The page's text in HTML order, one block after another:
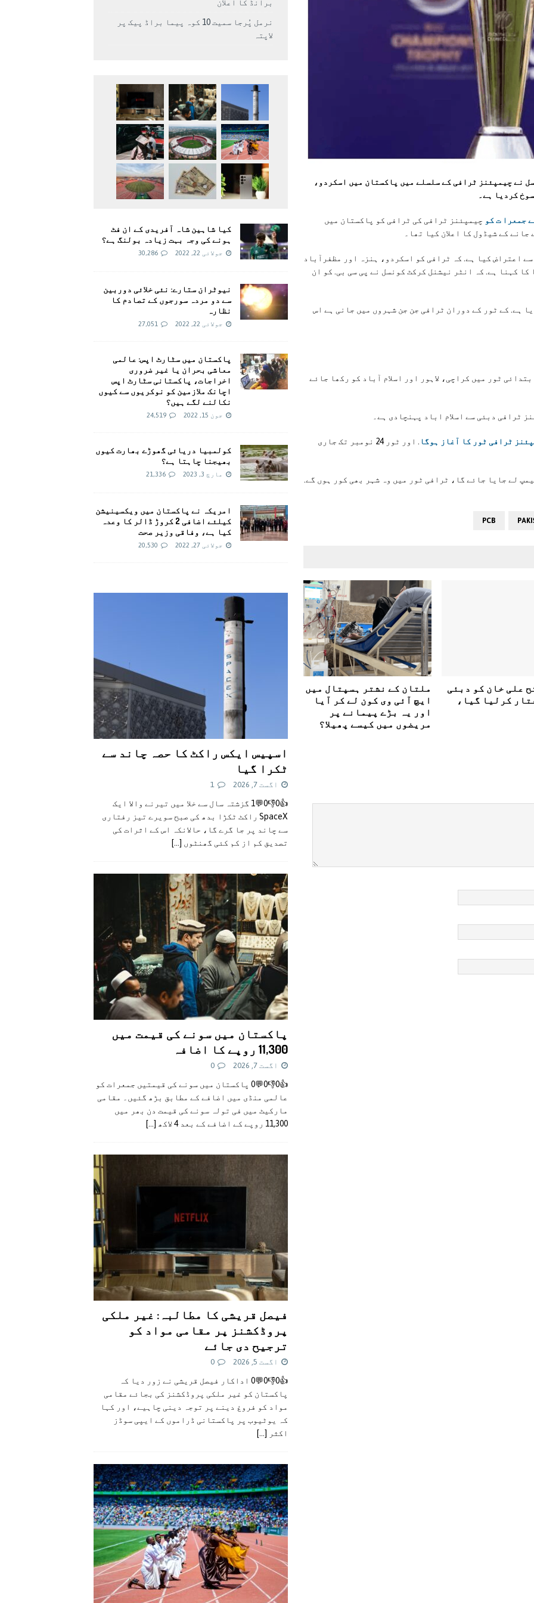
نے چیمپئنز ٹرافی کے سلسلے میں پاکستان میں اسکردو،
کردیا ہے۔
جمعرا ت کو چیمپئنز ٹرافی کی ٹرافی کو پاکستان میں
کے شیڈول کا اعلان کیا تھا۔
اعتراض کیا ہے. کہ ٹرافی کو اسکردو، ہنزہ اور مظفرآباد
کہنا ہے. کہ انٹر نیشنل کرکٹ کونسل نے پی سی بی. کو ان
ہے. کے ٹور کے دوران ٹرافی جن جن شہروں میں جانی ہے اس
ٹور میں کراچی، لاہور اور اسلام آباد کو رکھا جائے
ٹرافی دبئی سے اسلام اباد پہنچادی ہے۔
. اور ٹور 24 نومبر تک جاری
لے جایا جائے گا، ٹرافی ٹور میں وہ شہر بھی کور ہوں گے.
PCB
علی خان کو دبئی
کرلیا گیا،
ملتان کے نشتر ہسپتال میں
ایچ آئی وی کون لے کر آیا
اور یہ بڑے پیمانے پر
مریضوں میں کیسے پھیلا؟
برانڈ کا اعلان
نرمل پُرجا سمیت 10 کوہ پیما براڈ پیک پر
لاپتہ
کیا شاہین شاہ آفریدی کے ان فٹ
ہونے کی وجہ بہت زیادہ بولنگ ہے؟
جولائی 22, 2022 30,286
نیوٹران ستارے: نئی خلائی دوربین
سے دو مردہ سورجوں کے تصادم کا
نظارہ
جولائی 22, 2022 27,051
پاکستان میں سٹارٹ اپس: عالمی
معاشی بحران یا غیر ضروری
اخراجات، پاکستانی سٹارٹ اپس
اچانک ملازمین کو نوکریوں سے کیوں
نکالنے لگے ہیں؟
جون 15, 2022 24,519
کولمبیا دریائی گھوڑے بھارت کیوں
بھیجنا چاہتا ہے؟
مارچ 3, 2023 21,336
امريکہ نے پاکستان میں ویکسینیشن
کیلئے اضافی 2 کروڑ ڈالر کا وعدہ
کیا ہے، وفاقی وزیر صحت
جولائی 27, 2022 20,530
اسپیس ایکس راکٹ کا حصہ چاند سے
ٹکرا گیا
اگست 7, 2026 1
👍0👎0💬1 گزشتہ سال سے خلا میں تیرنے والا ایک
SpaceX راکٹ ٹکڑا بدھ کی صبح سویرے تیز رفتاری
سے چاند پر جا گرے گا، حالانکہ اس کے اثرات کی
تصدیق کم از کم کئی گھنٹوں [...]
پاکستان میں سونے کی قیمت میں
11,300 روپے کا اضافہ
اگست 7, 2026 0
👍0👎0💬0 پاکستان میں سونے کی قیمتیں جمعرات کو
عالمی منڈی میں اضافے کے مطابق بڑھ گئیں۔ مقامی
مارکیٹ میں فی تولہ سونے کی قیمت دن بھر میں
11,300 روپے کے اضافے کے بعد 4 لاکھ
[...]
فیصل قریشی کا مطالبہ: غیر ملکی
پروڈکشنز پر مقامی مواد کو
ترجیح دی جائے
اگست 5, 2026 0
👍0👎0💬0 اداکار فیصل قریشی نے زور دیا کہ
پاکستان کو غیر ملکی پروڈکشنز کی بجائے مقامی
مواد کو فروغ دینے پر توجہ دینی چاہیے، اور کہا
کہ یوٹیوب پر پاکستانی ڈراموں کے ایپی سوڈز
اکثر
[...]